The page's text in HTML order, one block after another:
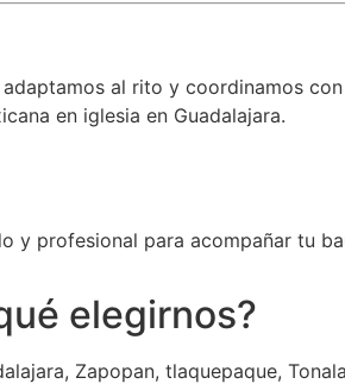
al rito y coordinamos
en iglesia en Guadalajara.
y profesional para acompañar tu
elegirnos?
Zapopan, tlaquepaque,